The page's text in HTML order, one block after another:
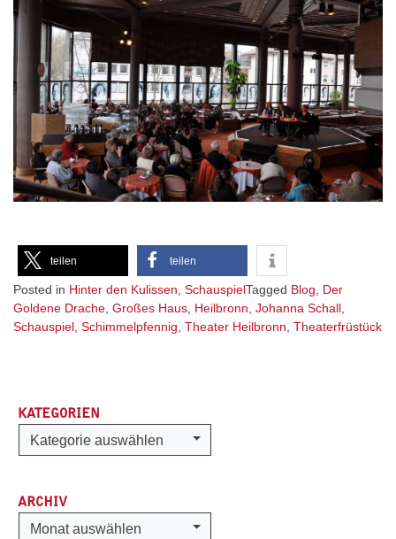
teilen teilen
Posted in Hinter den Kulissen, SchauspielTagged Blog, Der
Goldene Drache, Großes Haus, Heilbronn, Johanna Schall,
Schauspiel, Schimmelpfennig, Theater Heilbronn, Theaterfrüstück
KATEGORIEN
Kategorien
Kategorie auswählen
ARCHIV
Archiv
Monat auswählen